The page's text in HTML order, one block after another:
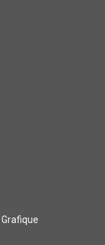
Grafique